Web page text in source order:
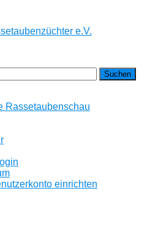
e.V.
Rassetaubenschau
einrichten